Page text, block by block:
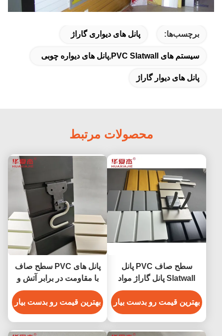
برچسب‌ها: پانل های دیواری گاراژ
سیستم های PVC Slatwall,پانل های دیواره چوبی
پانل های دیوار گاراژ
محصولات مرتبط
سطح صاف PVC پانل
Slatwall پانل گاراژ مواد
دکوراسیون داخلی
بهترین قیمت رو بدست بیار
پانل های PVC سطح صاف
با مقاومت در برابر آتش و
نصب آسان
بهترین قیمت رو بدست بیار